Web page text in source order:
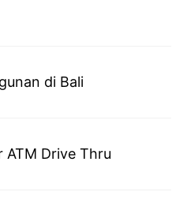
di Bali
Drive Thru